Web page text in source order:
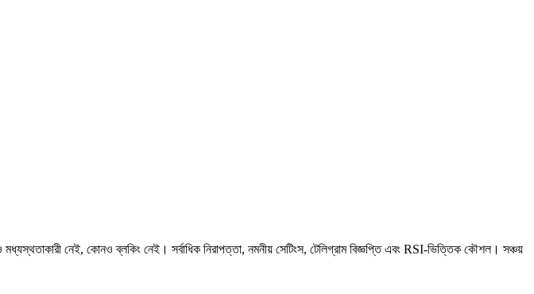
নেই, কোনও ব্লকিং নেই। সর্বাধিক নিরাপত্তা, নমনীয় সেটিংস, টেলিগ্রাম বিজ্ঞপ্তি এবং RSI-ভিত্তিক কৌশল। সঞ্চয়